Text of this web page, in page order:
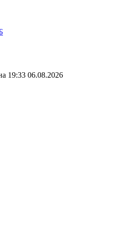
19:33 06.08.2026